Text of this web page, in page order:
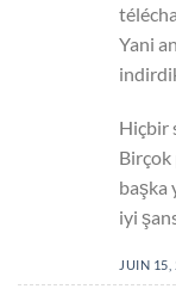
Yani
Hiçbir
Birçok
başka
iyi
JUIN